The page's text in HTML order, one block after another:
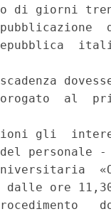
di giorni
al
gli
personale -
- dalle ore